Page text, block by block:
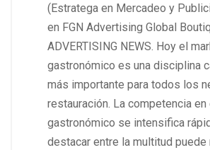
(Estratega en Mercadeo y
en FGN Advertising Global
ADVERTISING NEWS. Hoy el
gastronómico es una disciplina
más importante para todos los
restauración. La competencia
gastronómico se intensifica
destacar entre la multitud puede